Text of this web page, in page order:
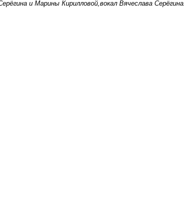
и Марины Кирилловой,вокал Вячеслава Серёгина.